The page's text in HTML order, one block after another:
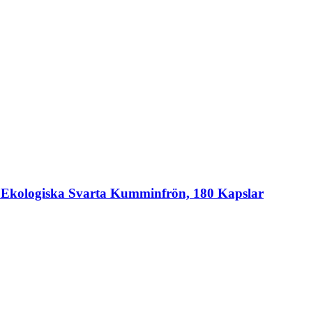
Ekologiska Svarta Kumminfrön, 180 Kapslar